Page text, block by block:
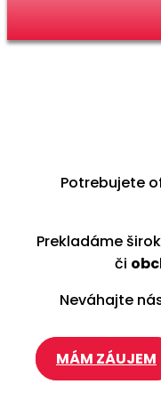
Potrebujete
Prekladáme
či
Neváhajte
MÁM ZÁUJEM